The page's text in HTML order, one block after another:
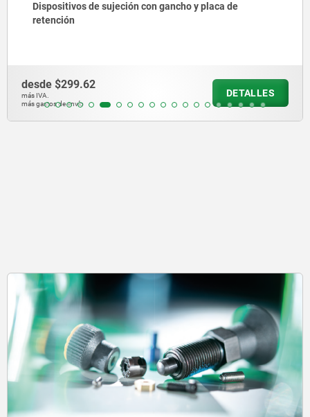
Dispositivos de sujeción con gancho y placa de
retención
desde $299.62
más IVA.
más gastos de envío
DETALLES